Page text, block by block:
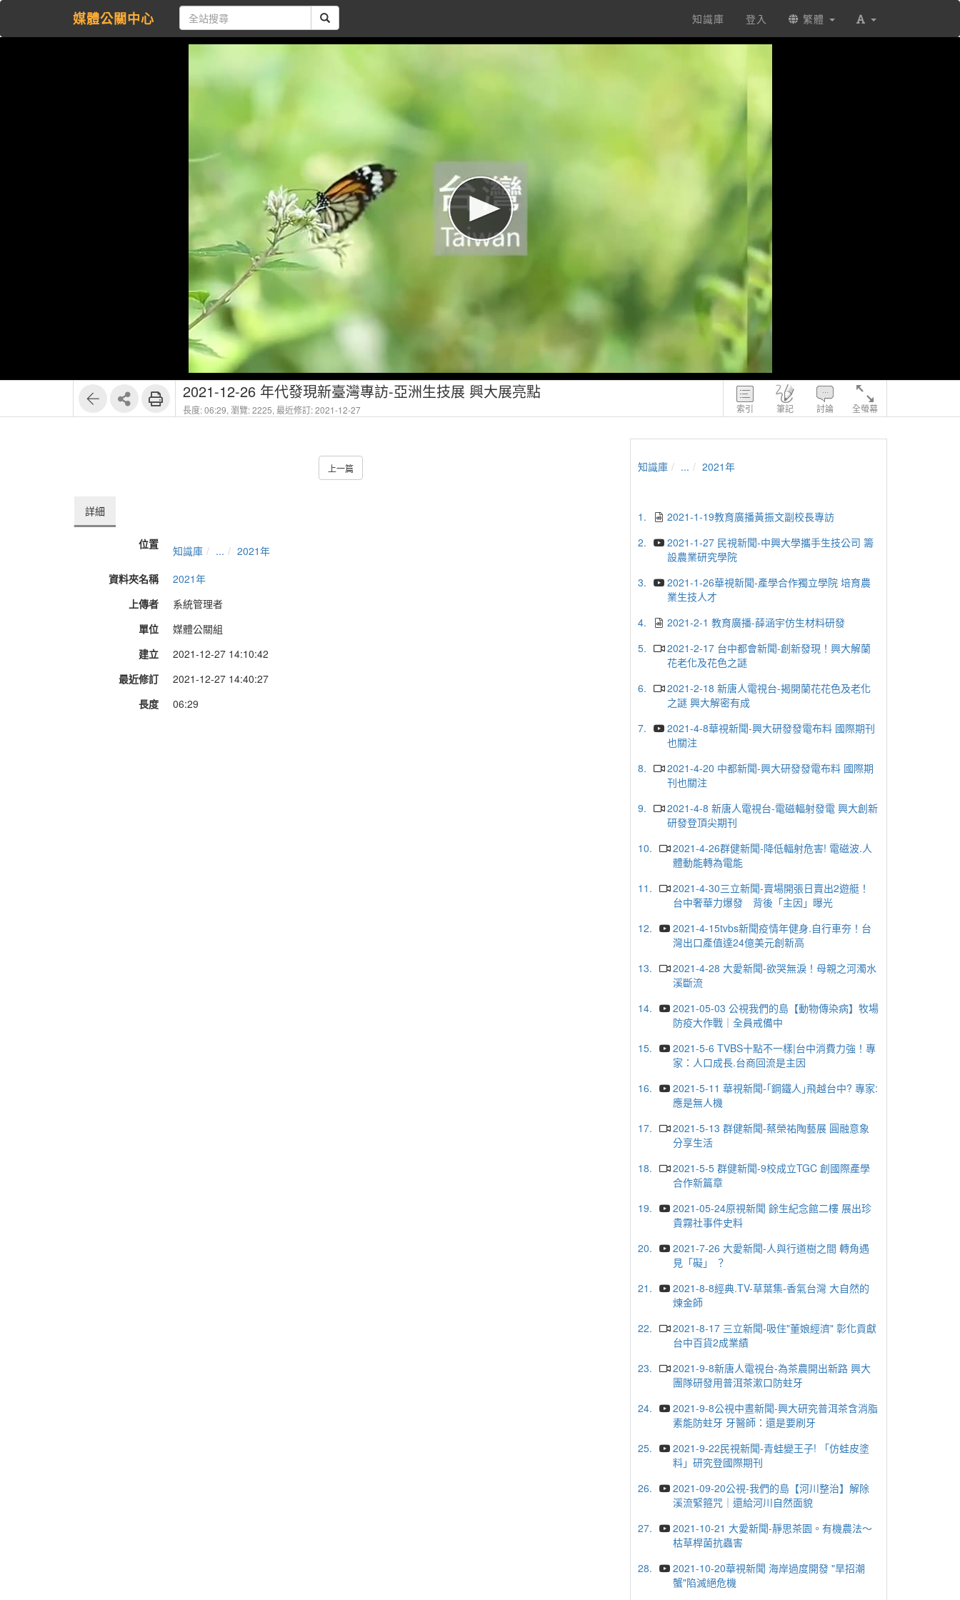
媒體公關中心 知識庫 登入 繁體
索引 筆記 討論 全螢幕
2021-12-26 年代發現新臺灣專訪-亞洲生技展 興大展亮點
長度: 06:29, 瀏覽: 2225, 最近修訂: 2021-12-27
上一篇
詳細
位置 知識庫 ...
2021年
資料夾名稱
2021年
上傳者
系統管理者
單位
媒體公關組
建立
2021-12-27 14:10:42
最近修訂
2021-12-27 14:40:27
長度
06:29
知識庫 ... 2021年
1.
2021-1-19教育廣播黃振文副校長專訪
2.
2021-1-27 民視新聞-中興大學攜手生技公司 籌
設農業研究學院
3.
2021-1-26華視新聞-產學合作獨立學院 培育農
業生技人才
4.
2021-2-1 教育廣播-薛涵宇仿生材料研發
5.
2021-2-17 台中都會新聞-創新發現！興大解蘭
花老化及花色之謎
6.
2021-2-18 新唐人電視台-揭開蘭花花色及老化
之謎 興大解密有成
7.
2021-4-8華視新聞-興大研發發電布料 國際期刊
也關注
8.
2021-4-20 中都新聞-興大研發發電布料 國際期
刊也關注
9.
2021-4-8 新唐人電視台-電磁輻射發電 興大創新
研發登頂尖期刊
10.
2021-4-26群健新聞-降低輻射危害! 電磁波.人
體動能轉為電能
11.
2021-4-30三立新聞-賣場開張日賣出2遊艇！
台中奢華力爆發 背後「主因」曝光
12.
2021-4-15tvbs新聞疫情年健身.自行車夯！台
灣出口產值達24億美元創新高
13.
2021-4-28 大愛新聞-欲哭無淚！母親之河濁水
溪斷流
14.
2021-05-03 公視我們的島【動物傳染病】牧場
防疫大作戰｜全員戒備中
15.
2021-5-6 TVBS十點不一樣|台中消費力強！專
家：人口成長.台商回流是主因
16.
2021-5-11 華視新聞-｢鋼鐵人｣飛越台中? 專家:
應是無人機
17.
2021-5-13 群健新聞-蔡榮祐陶藝展 圓融意象
分享生活
18.
2021-5-5 群健新聞-9校成立TGC 創國際產學
合作新篇章
19.
2021-05-24原視新聞 餘生紀念館二樓 展出珍
貴霧社事件史料
20.
2021-7-26 大愛新聞-人與行道樹之間 轉角遇
見「礙」 ？
21.
2021-8-8經典.TV-草葉集-香氣台灣 大自然的
煉金師
22.
2021-8-17 三立新聞-吸住"董娘經濟" 彰化貢獻
台中百貨2成業績
23.
2021-9-8新唐人電視台-為茶農開出新路 興大
團隊研發用普洱茶漱口防蛀牙
24.
2021-9-8公視中晝新聞-興大研究普洱茶含消脂
素能防蛀牙 牙醫師：還是要刷牙
25.
2021-9-22民視新聞-青蛙變王子! 「仿蛙皮塗
料」研究登國際期刊
26.
2021-09-20公視-我們的島【河川整治】解除
溪流緊箍咒｜還給河川自然面貌
27.
2021-10-21 大愛新聞-靜思茶園。有機農法～
枯草桿菌抗蟲害
28.
2021-10-20華視新聞 海岸過度開發 "旱招潮
蟹"陷滅絕危機